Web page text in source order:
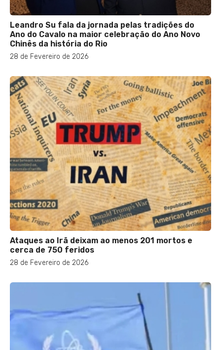
Leandro Su fala da jornada pelas tradições do
Ano do Cavalo na maior celebração do Ano Novo
Chinês da história do Rio
28 de Fevereiro de 2026
Ataques ao Irã deixam ao menos 201 mortos e
cerca de 750 feridos
28 de Fevereiro de 2026